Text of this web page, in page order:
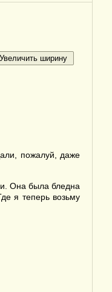
пожалуй, даже
Она была бледна
я теперь возьму